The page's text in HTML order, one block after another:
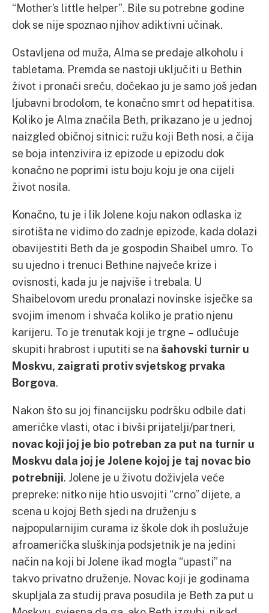
“Mother’s little helper”. Bile su potrebne godine
dok se nije spoznao njihov adiktivni učinak.
Ostavljena od muža, Alma se predaje alkoholu i
tabletama. Premda se nastoji uključiti u Bethin
život i pronaći sreću, dočekao ju je samo još jedan
ljubavni brodolom, te konačno smrt od hepatitisa.
Koliko je Alma značila Beth, prikazano je u jednoj
naizgled običnoj sitnici: ružu koji Beth nosi, a čija
se boja intenzivira iz epizode u epizodu dok
konačno ne poprimi istu boju koju je ona cijeli
život nosila.
Konačno, tu je i lik Jolene koju nakon odlaska iz
sirotišta ne vidimo do zadnje epizode, kada dolazi
obavijestiti Beth da je gospodin Shaibel umro. To
su ujedno i trenuci Bethine najveće krize i
ovisnosti, kada ju je najviše i trebala. U
Shaibelovom uredu pronalazi novinske isječke sa
svojim imenom i shvaća koliko je pratio njenu
karijeru. To je trenutak koji je trgne – odlučuje
skupiti hrabrost i uputiti se na šahovski turnir u
Moskvu, zaigrati protiv svjetskog prvaka
Borgova.
Nakon što su joj financijsku podršku odbile dati
američke vlasti, otac i bivši prijatelji/partneri,
novac koji joj je bio potreban za put na turnir u
Moskvu dala joj je Jolene kojoj je taj novac bio
potrebniji. Jolene je u životu doživjela veće
prepreke: nitko nije htio usvojiti “crno” dijete, a
scena u kojoj Beth sjedi na druženju s
najpopularnijim curama iz škole dok ih poslužuje
afroamerička sluškinja podsjetnik je na jedini
način na koji bi Jolene ikad mogla “upasti” na
takvo privatno druženje. Novac koji je godinama
skupljala za studij prava posudila je Beth za put u